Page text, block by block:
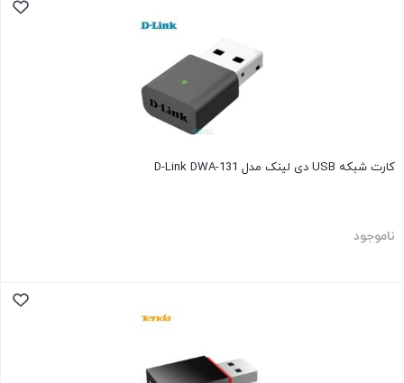
کارت شبکه USB دی لینک مدل D-Link DWA-131
ناموجود